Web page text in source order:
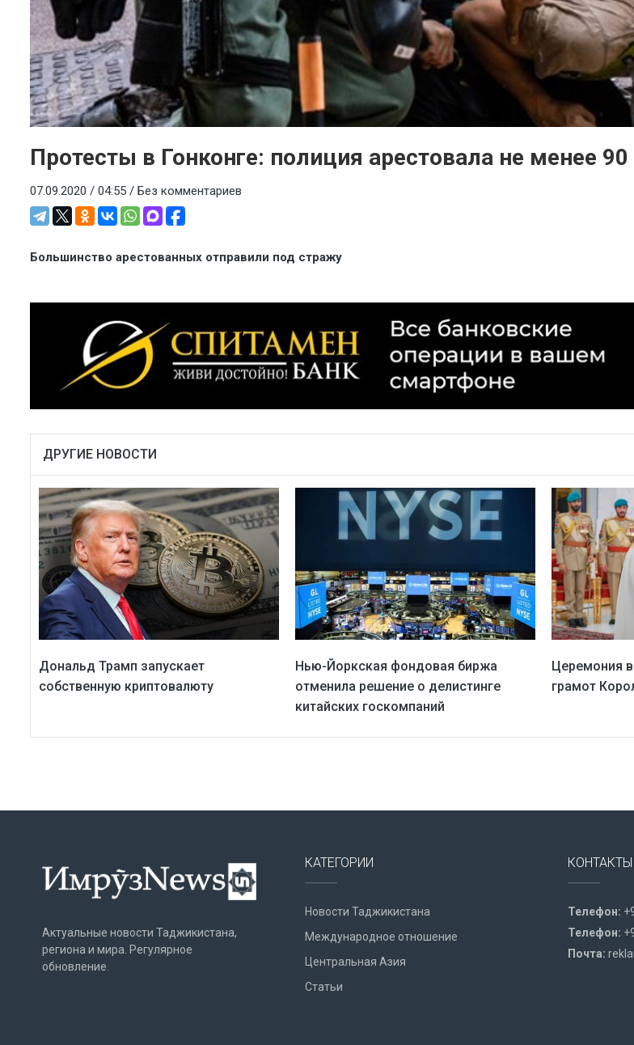
Протесты в Гонконге: полиция арестовала не менее
07.09.2020 / 04:55 / Без комментариев
Большинство арестованных отправили под стражу
ДРУГИЕ НОВОСТИ
Дональд Трамп запускает
собственную криптовалюту
Нью-Йоркская фондовая биржа
отменила решение о делистинге
китайских госкомпаний
Церемония
грамот
Актуальные новости Таджикистана,
региона и мира. Регулярное
обновление.
КАТЕГОРИИ
Новости Таджикистана
Международное отношение
Центральная Азия
Статьи
КОНТАКТЫ
Телефон:
Телефон:
Почта: